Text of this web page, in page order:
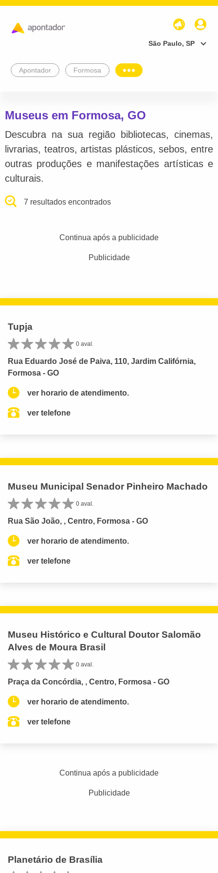
São Paulo, SP
Apontador Formosa
Museus em Formosa, GO
Descubra na sua região bibliotecas, cinemas,
livrarias, teatros, artistas plásticos, sebos, entre
outras produções e manifestações artísticas e
culturais.
7 resultados encontrados
Continua após a publicidade
Publicidade
Tupja
0 aval.
Rua Eduardo José de Paiva, 110, Jardim Califórnia,
Formosa - GO
ver horario de atendimento.
ver telefone
Museu Municipal Senador Pinheiro Machado
0 aval.
Rua São João, , Centro, Formosa - GO
ver horario de atendimento.
ver telefone
Museu Histórico e Cultural Doutor Salomão
Alves de Moura Brasil
0 aval.
Praça da Concórdia, , Centro, Formosa - GO
ver horario de atendimento.
ver telefone
Continua após a publicidade
Publicidade
Planetário de Brasília